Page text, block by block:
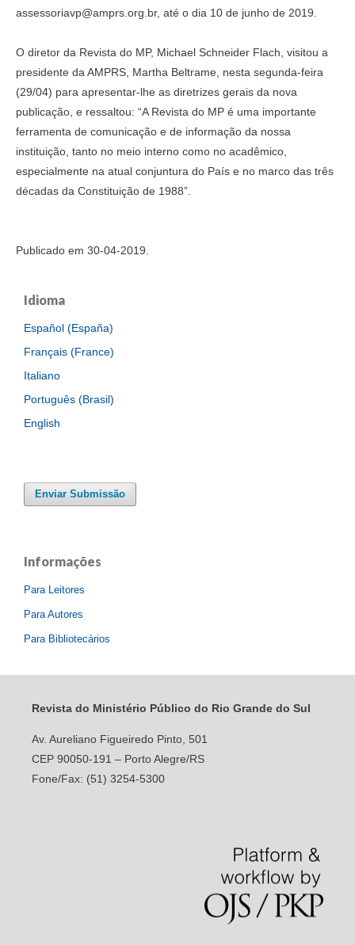
assessoriavp@amprs.org.br, até o dia 10 de junho de 2019.
O diretor da Revista do MP, Michael Schneider Flach, visitou a
presidente da AMPRS, Martha Beltrame, nesta segunda-feira
(29/04) para apresentar-lhe as diretrizes gerais da nova
publicação, e ressaltou: “A Revista do MP é uma importante
ferramenta de comunicação e de informação da nossa
instituição, tanto no meio interno como no acadêmico,
especialmente na atual conjuntura do País e no marco das três
décadas da Constituição de 1988”.
Publicado em 30-04-2019.
Idioma
Español (España)
Français (France)
Italiano
Português (Brasil)
English
Enviar Submissão
Informações
Para Leitores
Para Autores
Para Bibliotecários
Revista do Ministério Público do Rio Grande do Sul
Av. Aureliano Figueiredo Pinto, 501
CEP 90050-191 – Porto Alegre/RS
Fone/Fax: (51) 3254-5300